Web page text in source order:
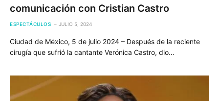
comunicación con Cristian Castro
ESPECTÁCULOS JULIO 5, 2024
Ciudad de México, 5 de julio 2024 – Después de la reciente
cirugía que sufrió la cantante Verónica Castro, dio…